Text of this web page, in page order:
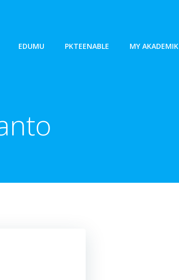
EDUMU PKTEENABLE MY AKADEMIK